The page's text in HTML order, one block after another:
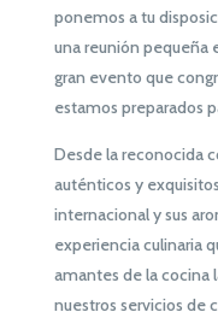
ponemos a tu
una reunión pequeña
gran evento que
estamos preparados
Desde la reconocida
auténticos y
internacional y sus
experiencia culinaria
amantes de la cocina
nuestros servicios de